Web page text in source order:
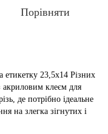
Порівняти
етикетку 23,5х14 Різних
акриловим клеєм для
де потрібно ідеальне
на злегка зігнутих і